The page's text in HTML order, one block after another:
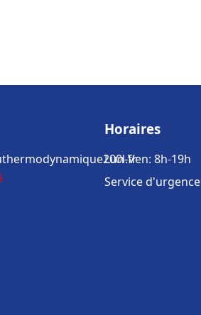
Horaires
Lun-Ven: 8h-19h
Service